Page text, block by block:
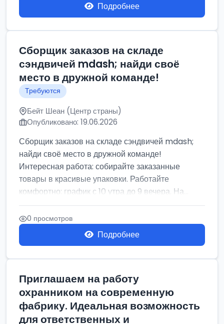
Подробнее
Сборщик заказов на складе
сэндвичей mdash; найди своё
место в дружной команде!
Требуются
Бейт Шеан (Центр страны)
Опубликовано: 19.06.2026
Сборщик заказов на складе сэндвичей mdash;
найди своё место в дружной команде!
Интересная работа: собирайте заказанные
товары в красивые упаковки. Работайте
комфортно: график с 10 утра до 9 вечера. На...
0 просмотров
Подробнее
Приглашаем на работу
охранником на современную
фабрику. Идеальная возможность
для ответственных и